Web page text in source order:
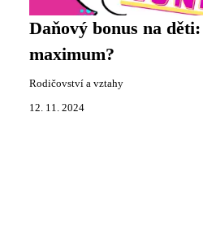
Daňový bonus na
maximum?
Rodičovství a vztahy
12. 11. 2024